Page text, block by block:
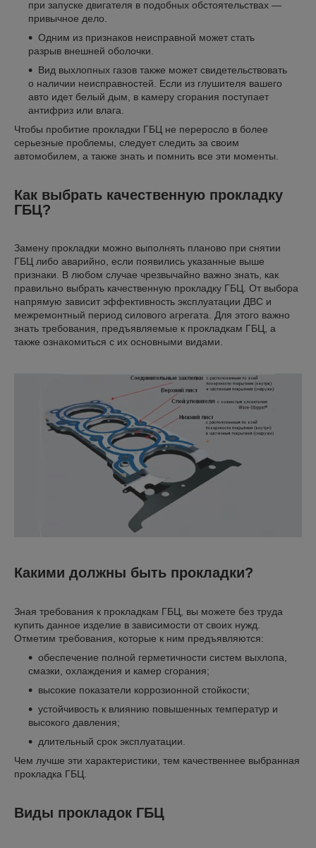
при запуске двигателя в подобных обстоятельствах —
привычное дело.
Одним из признаков неисправной может стать
разрыв внешней оболочки.
Вид выхлопных газов также может свидетельствовать
о наличии неисправностей. Если из глушителя вашего
авто идет белый дым, в камеру сгорания поступает
антифриз или влага.
Чтобы пробитие прокладки ГБЦ не переросло в более
серьезные проблемы, следует следить за своим
автомобилем, а также знать и помнить все эти моменты.
Как выбрать качественную прокладку
ГБЦ?
Замену прокладки можно выполнять планово при снятии
ГБЦ либо аварийно, если появились указанные выше
признаки. В любом случае чрезвычайно важно знать, как
правильно выбрать качественную прокладку ГБЦ. От выбора
напрямую зависит эффективность эксплуатации ДВС и
межремонтный период силового агрегата. Для этого важно
знать требования, предъявляемые к прокладкам ГБЦ, а
также ознакомиться с их основными видами.
Какими должны быть прокладки?
Зная требования к прокладкам ГБЦ, вы можете без труда
купить данное изделие в зависимости от своих нужд.
Отметим требования, которые к ним предъявляются:
обеспечение полной герметичности систем выхлопа,
смазки, охлаждения и камер сгорания;
высокие показатели коррозионной стойкости;
устойчивость к влиянию повышенных температур и
высокого давления;
длительный срок эксплуатации.
Чем лучше эти характеристики, тем качественнее выбранная
прокладка ГБЦ.
Виды прокладок ГБЦ